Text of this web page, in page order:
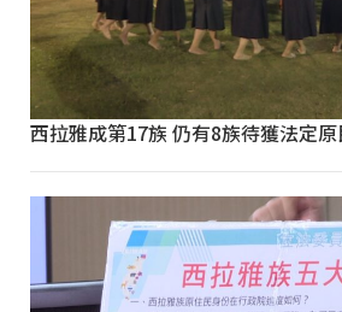
西拉雅成第17族 仍有8族待獲法定